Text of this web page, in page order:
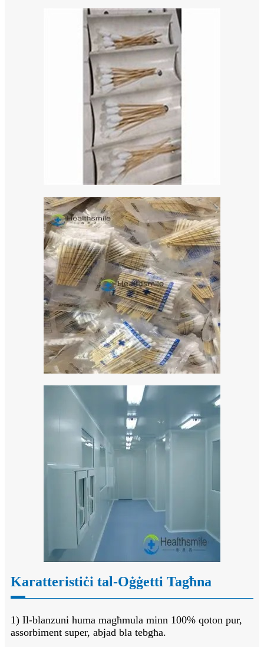
Karatteristiċi tal-Oġġetti Tagħna
1) Il-blanzuni huma magħmula minn 100% qoton pur,
assorbiment super, abjad bla tebgħa.